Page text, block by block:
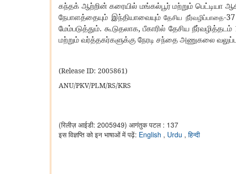
கந்தக் ஆற்றின் கரையில் மங்கல்பூர் மற்றும் பெட்டியா
நேபாளத்தையும் இந்தியாவையும் தேசிய நீர்வழிப்பாதை-37
மேம்படுத்தும். கூடுதலாக, பீகாரில் தேசிய நீர்வழித்தடம்
மற்றும் வர்த்தகர்களுக்கு நேரடி சந்தை அணுகலை
(Release ID: 2005861)
ANU/PKV/PLM/RS/KRS
(रिलीज़ आईडी: 2005949) आगंतुक पटल : 137
इस विज्ञप्ति को इन भाषाओं में पढ़ें: English , Urdu , हिन्दी